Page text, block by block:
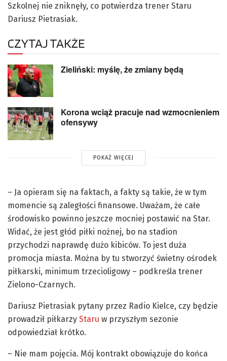
Szkolnej nie zniknęły, co potwierdza trener Staru
Dariusz Pietrasiak.
CZYTAJ TAKŻE
Zieliński: myślę, że zmiany będą
Korona wciąż pracuje nad wzmocnieniem
ofensywy
POKAŻ WIĘCEJ
– Ja opieram się na faktach, a fakty są takie, że w tym
momencie są zaległości finansowe. Uważam, że całe
środowisko powinno jeszcze mocniej postawić na Star.
Widać, że jest głód piłki nożnej, bo na stadion
przychodzi naprawdę dużo kibiców. To jest duża
promocja miasta. Można by tu stworzyć świetny ośrodek
piłkarski, minimum trzecioligowy – podkreśla trener
Zielono-Czarnych.
Dariusz Pietrasiak pytany przez Radio Kielce, czy będzie
prowadził piłkarzy Staru w przyszłym sezonie
odpowiedział krótko.
– Nie mam pojęcia. Mój kontrakt obowiązuje do końca